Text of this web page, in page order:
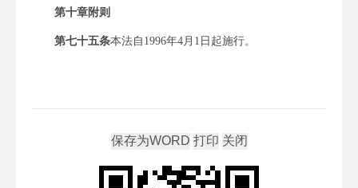
第十章附则
第七十五条本法自1996年4月1日起施行。